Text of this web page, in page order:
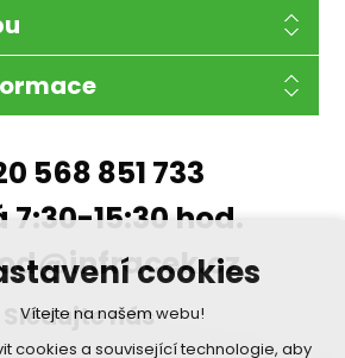
cookies
Vítejte na našem webu!
cookies a související technologie, aby
568 851 733
7:30-15:30 hod.
Sledujte nás